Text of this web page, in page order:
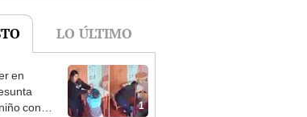
LO ÚLTIMO
1
en
con